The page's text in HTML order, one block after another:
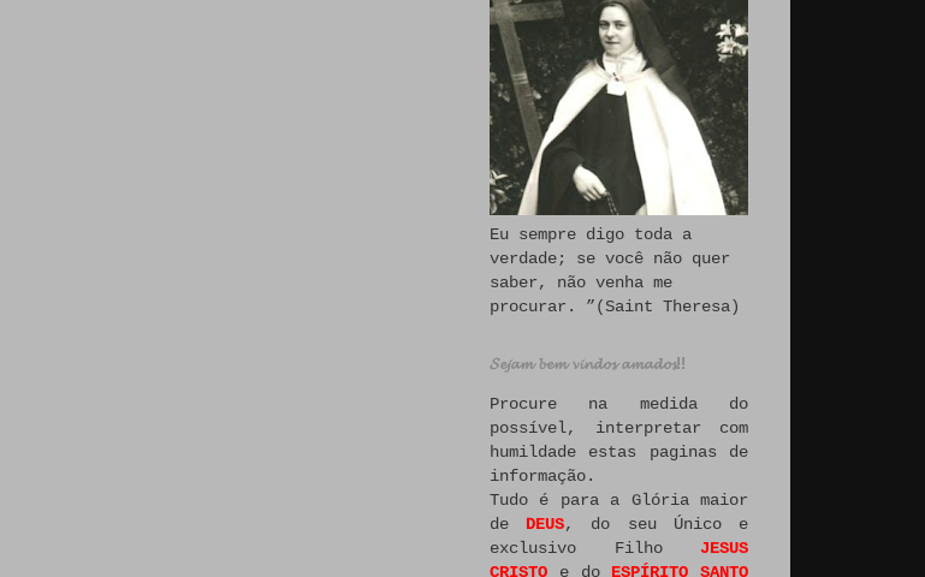
Eu sempre digo toda a
verdade; se você não quer
saber, não venha me
procurar. ”(Saint Theresa)
𝓢𝓮𝓳𝓪𝓶 𝓫𝓮𝓶 𝓿𝓲𝓷𝓭𝓸𝓼 𝓪𝓶𝓪𝓭𝓸𝓼!!
Procure na medida do
possível, interpretar com
humildade estas paginas de
informação.
Tudo é para a Glória maior
de DEUS, do seu Único e
exclusivo Filho JESUS
CRISTO e do ESPÍRITO SANTO